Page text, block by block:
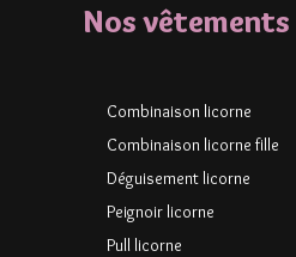
Nos vêtements
Combinaison licorne
Combinaison licorne fille
Déguisement licorne
Peignoir licorne
Pull licorne